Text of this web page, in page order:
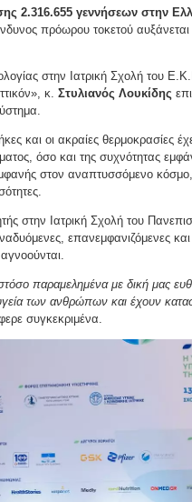
2.316.655 γεννήσεων στην
πρόωρου τοκετού αυξάνεται
στην Ιατρική Σχολή του
κ. Στυλιανός Λουκίδης
και οι ακραίες θερμοκρασίες
όσο και της συχνότητας
στον αναπτυσσόμενο
στην Ιατρική Σχολή του
επανεμφανιζόμενες
παραμελημένα με δική μας
των ανθρώπων και έχουν
συγκεκριμένα.